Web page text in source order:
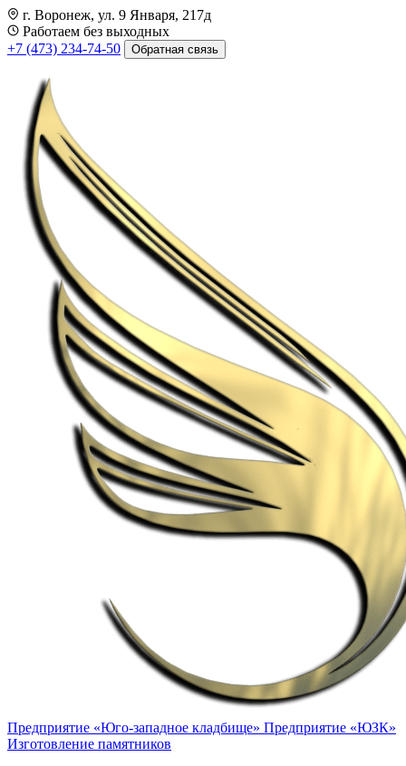
г. Воронеж, ул. 9 Января, 217д
Работаем без выходных
+7 (473) 234-74-50
Обратная связь
Предприятие «Юго-западное кладбище» Предприятие «ЮЗК»
Изготовление памятников